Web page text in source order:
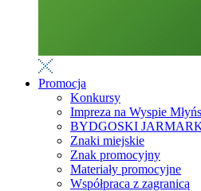
Promocja
Konkursy
Impreza na Wyspie
BYDGOSKI
Znaki miejskie
Znak promocyjny
Materiały promocyjne
Współpraca z zagranicą